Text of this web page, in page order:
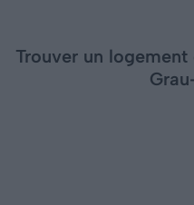
Trouver un